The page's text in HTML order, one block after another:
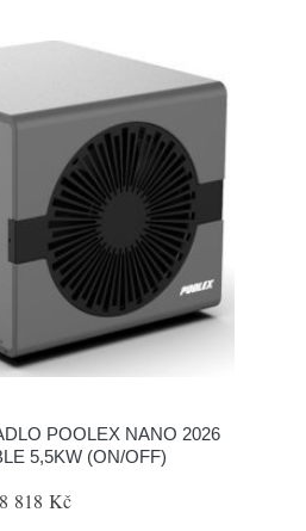
POOLEX NANO 2026
5,5KW (ON/OFF)
818 Kč